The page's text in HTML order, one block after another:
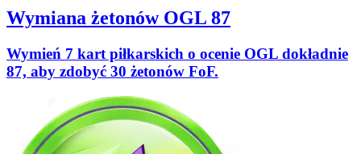
Wymiana żetonów OGL 87
Wymień 7 kart piłkarskich o ocenie OGL dokładnie
87, aby zdobyć 30 żetonów FoF.